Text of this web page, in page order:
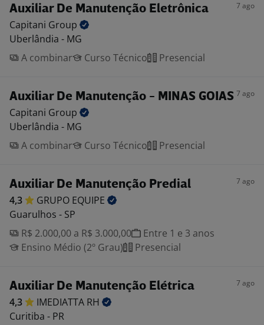
Auxiliar De Manutenção Eletrônica 7 ago
Capitani Group
Uberlândia - MG
A combinar
Curso Técnico Presencial
Auxiliar De Manutenção - MINAS GOIAS 7 ago
Capitani Group
Uberlândia - MG
A combinar
Curso Técnico Presencial
Auxiliar De Manutenção Predial 7 ago
4,3 GRUPO EQUIPE
Guarulhos - SP
R$ 2.000,00 a R$ 3.000,00
Entre 1 e 3 anos
Ensino Médio (2º Grau)
Presencial
Auxiliar De Manutenção Elétrica 7 ago
4,3 IMEDIATTA RH
Curitiba - PR